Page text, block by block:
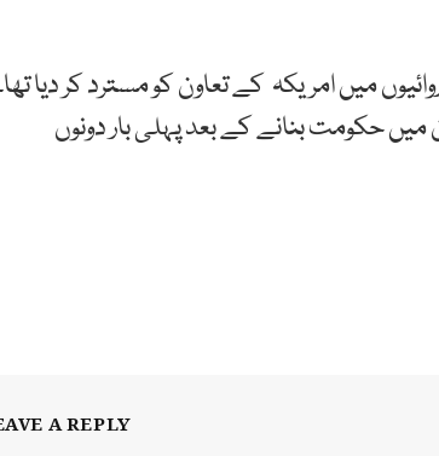
میں امریکہ کے تعاون کو مسترد کر دیا
میں حکومت بنانے کے بعد پہلی بار دونوں
A REPLY